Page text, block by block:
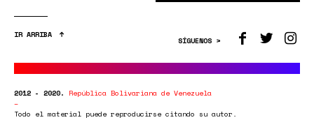
IR ARRIBA
SÍGUENOS >
2012 - 2020. República Bolivariana de Venezuela
Todo el material puede reproducirse citando su autor.